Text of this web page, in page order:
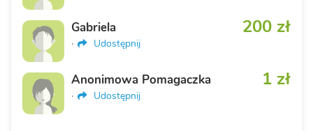
200 zł
Gabriela
· Udostępnij
1 zł
Anonimowa Pomagaczka
· Udostępnij